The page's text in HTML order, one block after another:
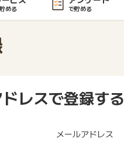
める で貯める
レスで登録する
メールアドレス